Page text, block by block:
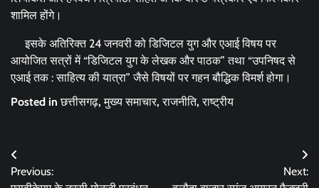
शामिल होंगे।
इसके अतिरिक्त 24 जनवरी को डिजिटल युग और एआई विषय पर
आयोजित सत्रों में “डिजिटल युग के लेखक और पाठक” तथा “उपनिषद से
एआई तक : साहित्य की यात्रा” जैसे विषयों पर गहन बौद्धिक विमर्श होगा।
Posted inछत्तीसगढ़,मुख्य समाचार,राजनीति,राष्ट्रीय
Post
navigation
Previous:
Next: